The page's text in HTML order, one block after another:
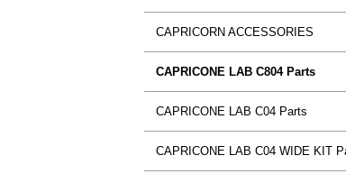
CAPRICORN ACCESSORIES
CAPRICONE LAB C804 Parts
CAPRICONE LAB C04 Parts
CAPRICONE LAB C04 WIDE KIT